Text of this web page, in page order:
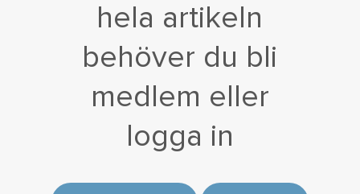
hela artikeln
behöver du bli
medlem eller
logga in